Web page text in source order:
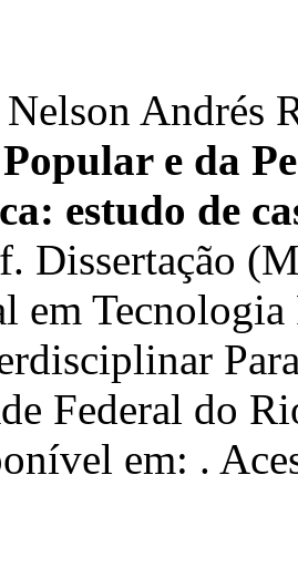
Andrés
e da
estudo de
Dissertação
em
Federal do
em: .